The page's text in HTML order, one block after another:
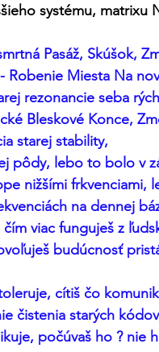
systému, matrixu
Pasáž, Skúšok,
Robenie Miesta Na
rezonancie seba
Bleskové Konce,
starej stability,
pôdy, lebo to bolo v
nižšími frkvenciami,
na dennej
viac funguješ z
budúcnosť
cítiš čo
čistenia starých
počúvaš ho ? nie